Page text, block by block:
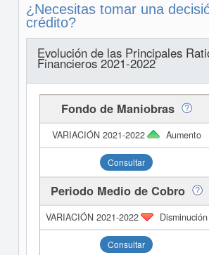
¿Necesitas tomar una
crédito?
Evolución de las Principales
Financieros 2021-2022
Fondo de Maniobras
Aumento
Consultar
Periodo Medio de Cobro
Disminución
Consultar